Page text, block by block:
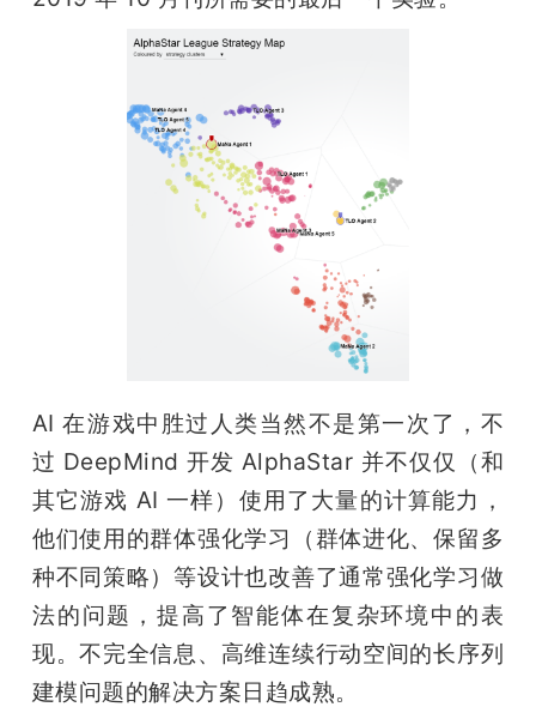
AI 在游戏中胜过人类当然不是第一次了，不
过 DeepMind 开发 AlphaStar 并不仅仅（和
其它游戏 AI 一样）使用了大量的计算能力，
他们使用的群体强化学习（群体进化、保留多
种不同策略）等设计也改善了通常强化学习做
法的问题，提高了智能体在复杂环境中的表
现。不完全信息、高维连续行动空间的长序列
建模问题的解决方案日趋成熟。